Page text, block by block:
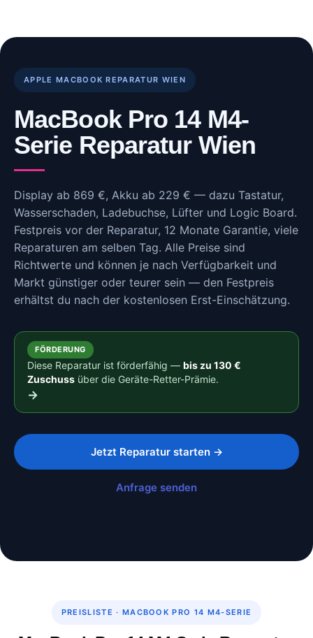
content
APPLE MACBOOK REPARATUR WIEN
MacBook Pro 14 M4-
Serie Reparatur Wien
Display ab 869 €, Akku ab 229 € — dazu Tastatur,
Wasserschaden, Ladebuchse, Lüfter und Logic Board.
Festpreis vor der Reparatur, 12 Monate Garantie, viele
Reparaturen am selben Tag. Alle Preise sind
Richtwerte und können je nach Verfügbarkeit und
Markt günstiger oder teurer sein — den Festpreis
erhältst du nach der kostenlosen Erst-Einschätzung.
FÖRDERUNG
Diese Reparatur ist förderfähig — bis zu 130 €
Zuschuss über die Geräte-Retter-Prämie.
→
Jetzt Reparatur starten →
Anfrage senden
PREISLISTE · MACBOOK PRO 14 M4-SERIE